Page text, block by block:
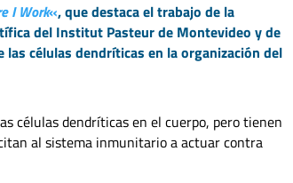
I Work«, que destaca el trabajo de la
del Institut Pasteur de Montevideo y de
las células dendríticas en la organización del
células dendríticas en el cuerpo, pero tienen
al sistema inmunitario a actuar contra